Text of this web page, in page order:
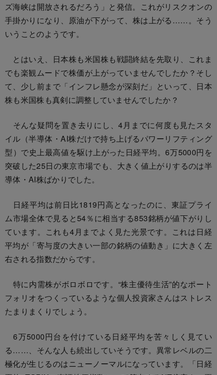
ズ海峡は開放されるだろう」と発信。これがリスクオンの
手掛かりになり、原油が下がって、株は上がる……。そう
いうことのようです。
とはいえ、日本株も米国株も戦闘終結を先取り、これま
でも楽観ムードで株価が上がっていませんでしたか？そし
て、少し前まで「インフレ懸念が深刻だ」といって、日本
株も米国株も真剣に調整していませんでしたか？
そんな疑問を置き去りにし、4月までに何度も見たスタ
イル（半導体・AI株だけで持ち上げるパワーリフティング
型）で史上最高値を駆け上がった日経平均。6万5000円を
突破した25日の東京市場でも、大きく値上がりするのは半
導体・AI株ばかりでした。
日経平均は前日比1819円高となったのに、東証プライ
ム市場全体で見ると54％に相当する853銘柄が値下がりし
ています。これも4月までよく見た光景です。これは日経
平均が「寄与度の大きい一部の銘柄の値動き」に大きく左
右される指数だからです。
特に内需株がボロボロです。“株主優待生活”的なポート
フォリオをつくっているような個人投資家さんはストレス
たまりまくりでしょう。
6万5000円台を付けている日経平均を苦々しく見てい
る……、そんな人も続出していそうです。異常レベルの二
極化が生じるのはニューノーマルになっています。「日経